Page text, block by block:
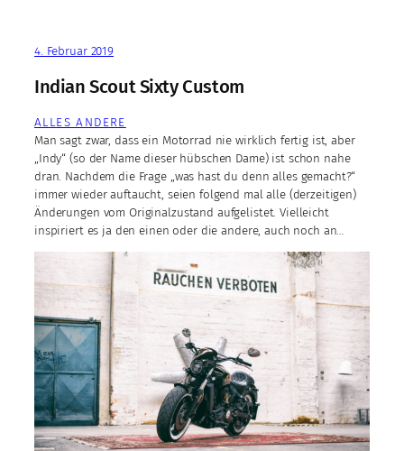
4. Februar 2019
Indian Scout Sixty Custom
ALLES ANDERE
Man sagt zwar, dass ein Motorrad nie wirklich fertig ist, aber
„Indy“ (so der Name dieser hübschen Dame) ist schon nahe
dran. Nachdem die Frage „was hast du denn alles gemacht?“
immer wieder auftaucht, seien folgend mal alle (derzeitigen)
Änderungen vom Originalzustand aufgelistet. Vielleicht
inspiriert es ja den einen oder die andere, auch noch an…